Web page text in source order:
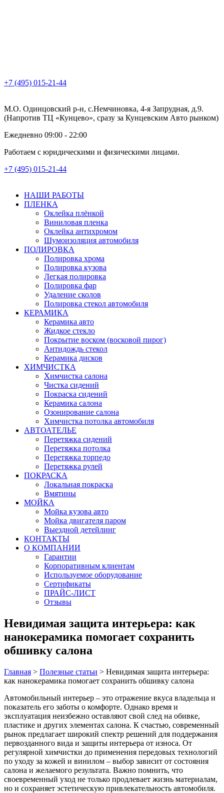
+7 (495) 015-21-44
М.О. Одинцовский р-н, с.Немчиновка, 4-я Запрудная, д.9.
(Напротив ТЦ «Кунцево», сразу за Кунцевским Авто рынком)
Ежедневно 09:00 - 22:00
Работаем с юридическими и физическими лицами.
+7 (495) 015-21-44
НАШИ РАБОТЫ
ПЛЕНКА
Оклейка плёнкой
Виниловая пленка
Оклейка антихромом
Шумоизоляция автомобиля
ПОЛИРОВКА
Полировка хрома
Полировка кузова
Легкая полировка
Полировка фар
Удаление сколов
Полировка стекол автомобиля
КЕРАМИКА
Керамика авто
Жидкое стекло
Покрытие воском (восковой пирог)
Антидождь стекол
Керамика дисков
ХИМЧИСТКА
Химчистка салона
Чистка сидений
Покраска сидений
Керамика салона
Озонирование салона
Химчистка потолка автомобиля
АВТОАТЕЛЬЕ
Перетяжка сидений
Перетяжка потолка
Перетяжка торпедо
Перетяжка рулей
ПОКРАСКА
Локальная покраска
Вмятины
МОЙКА
Мойка кузова авто
Мойка двигателя паром
Выездной детейлинг
КОНТАКТЫ
О КОМПАНИИ
Гарантии
Корпоративным клиентам
Используемое оборудование
Сертификаты
ПРАЙС-ЛИСТ
Отзывы
Невидимая защита интерьера: как
нанокерамика помогает сохранить
обшивку салона
Главная > Полезные статьи > Невидимая защита интерьера:
как нанокерамика помогает сохранить обшивку салона
Автомобильный интерьер – это отражение вкуса владельца и
показатель его заботы о комфорте. Однако время и
эксплуатация неизбежно оставляют свой след на обивке,
пластике и других элементах салона. К счастью, современный
рынок предлагает широкий спектр решений для поддержания
первозданного вида и защиты интерьера от износа. От
регулярной химчистки до применения передовых технологий
по уходу за кожей и винилом – выбор зависит от состояния
салона и желаемого результата. Важно помнить, что
своевременный уход не только продлевает жизнь материалам,
но и сохраняет эстетическую привлекательность автомобиля.